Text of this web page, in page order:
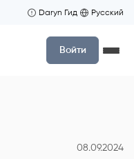
Daryn Гид Русский
Войти
08.09.2024